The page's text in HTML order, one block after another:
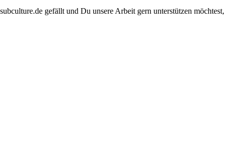
gefällt und Du unsere Arbeit gern unterstützen möchtest,